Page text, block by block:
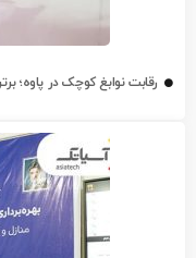
رقابت نوابغ کوچک در پاوه؛